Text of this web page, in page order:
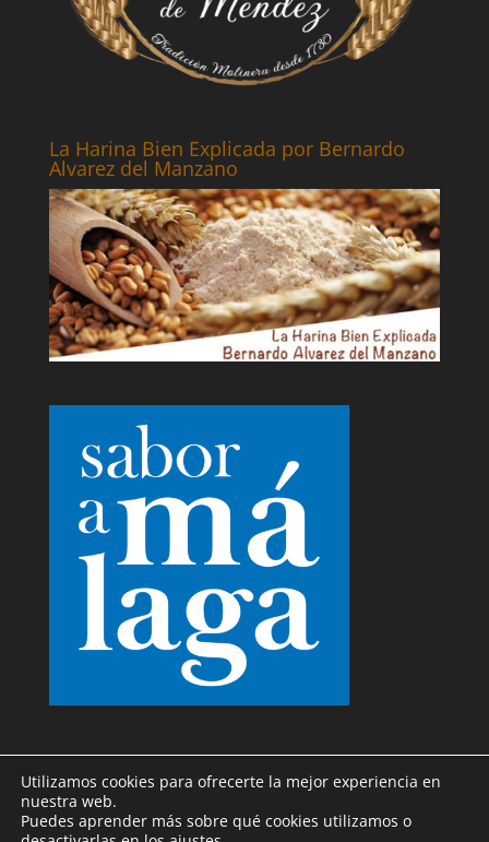
La Harina Bien Explicada por Bernardo
Alvarez del Manzano
Utilizamos cookies para ofrecerte la mejor experiencia en
nuestra web.
Puedes aprender más sobre qué cookies utilizamos o